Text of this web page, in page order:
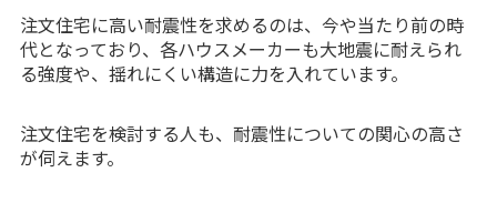
注文住宅に高い耐震性を求めるのは、今や当たり前の時
代となっており、各ハウスメーカーも大地震に耐えられ
る強度や、揺れにくい構造に力を入れています。
注文住宅を検討する人も、耐震性についての関心の高さ
が伺えます。